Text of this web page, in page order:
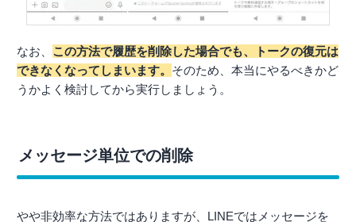
なお、 この方法で履歴を削除した場合でも、トークの復元は
できなくなってしまいます。 そのため、本当にやるべきかど
うかよく検討してから実行しましょう。
メッセージ単位での削除
やや非効率な方法ではありますが、LINEではメッセージを